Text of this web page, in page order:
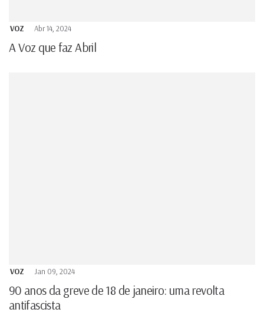
VOZ Abr 14, 2024
A Voz que faz Abril
VOZ Jan 09, 2024
90 anos da greve de 18 de janeiro: uma revolta
antifascista